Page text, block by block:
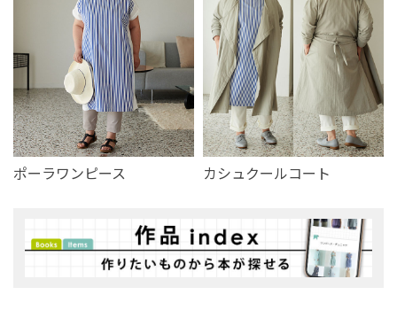
ポーラワンピース カシュクールコート